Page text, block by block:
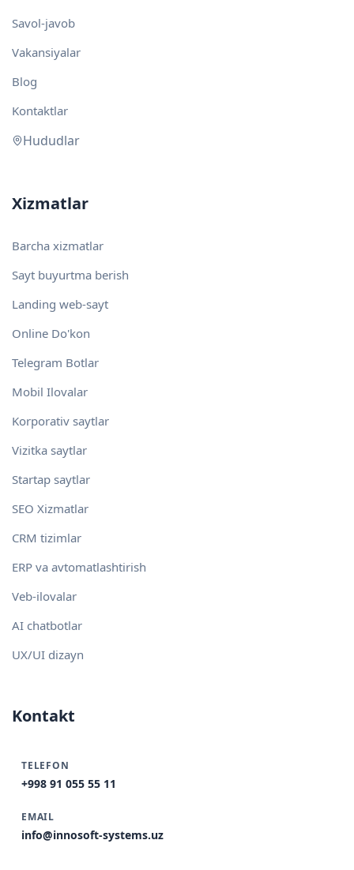
Savol-javob
Vakansiyalar
Blog
Kontaktlar
Hududlar
Xizmatlar
Barcha xizmatlar
Sayt buyurtma berish
Landing web-sayt
Online Do'kon
Telegram Botlar
Mobil Ilovalar
Korporativ saytlar
Vizitka saytlar
Startap saytlar
SEO Xizmatlar
CRM tizimlar
ERP va avtomatlashtirish
Veb-ilovalar
AI chatbotlar
UX/UI dizayn
Kontakt
TELEFON
+998 91 055 55 11
EMAIL
info@innosoft-systems.uz